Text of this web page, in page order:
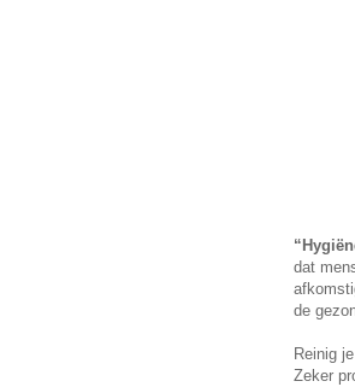
dat
de
Reinig
Zeker